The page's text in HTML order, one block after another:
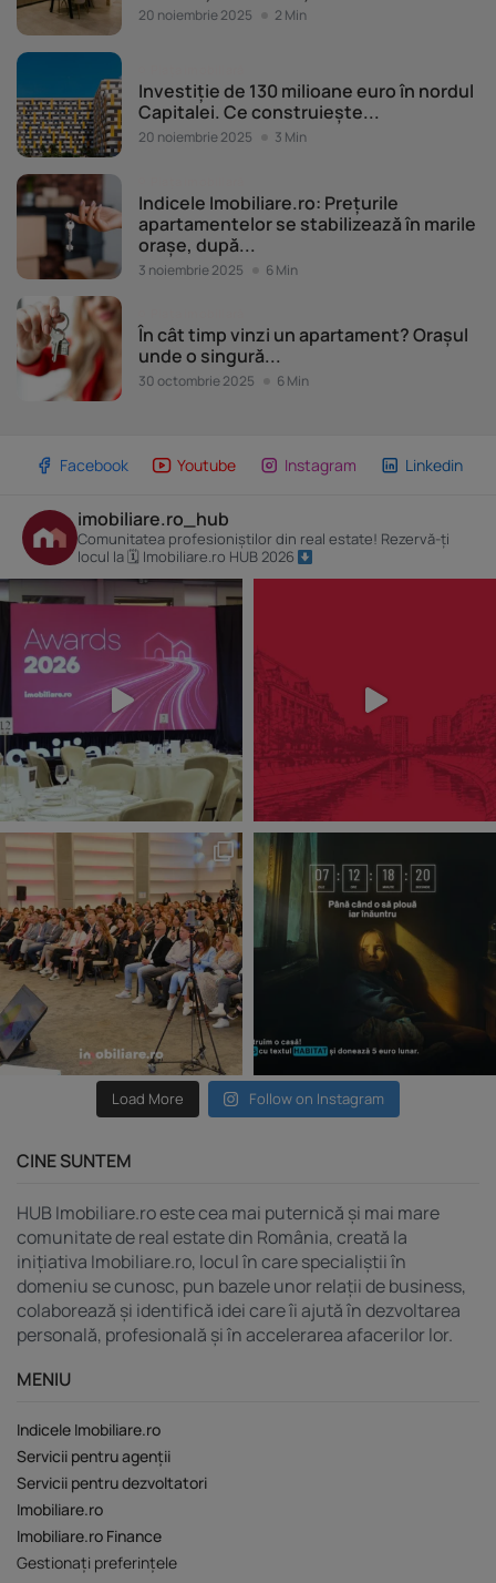
20 noiembrie 2025 2 Min
Investiție de 130 milioane euro în nordul
Capitalei. Ce construiește...
20 noiembrie 2025 3 Min
Indicele Imobiliare.ro: Prețurile
apartamentelor se stabilizează în marile
orașe, după...
3 noiembrie 2025 6 Min
În cât timp vinzi un apartament? Orașul
unde o singură...
30 octombrie 2025 6 Min
Facebook Youtube Instagram Linkedin
imobiliare.ro_hub
Comunitatea profesioniștilor din real estate! Rezervă-ți
locul la 🗓 Imobiliare.ro HUB 2026
Load More Follow on Instagram
CINE SUNTEM
HUB Imobiliare.ro este cea mai puternică și mai mare
comunitate de real estate din România, creată la
inițiativa Imobiliare.ro, locul în care specialiștii în
domeniu se cunosc, pun bazele unor relații de business,
colaborează și identifică idei care îi ajută în dezvoltarea
personală, profesională și în accelerarea afacerilor lor.
MENIU
Indicele Imobiliare.ro
Servicii pentru agenții
Servicii pentru dezvoltatori
Imobiliare.ro
Imobiliare.ro Finance
Gestionați preferințele